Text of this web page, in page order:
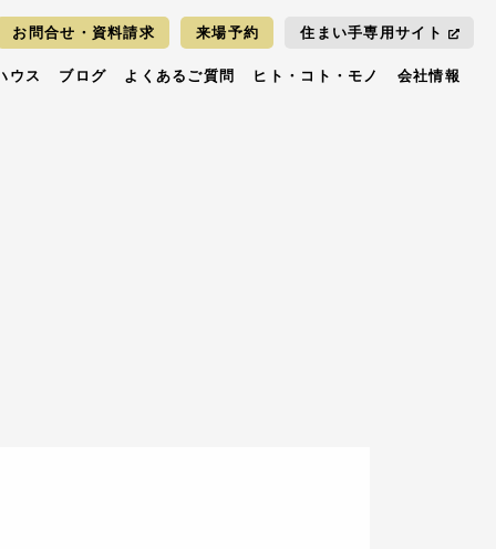
お問合せ・資料請求 来場予約 住まい手専用サイト
ウス ブログ よくあるご質問 ヒト・コト・モノ 会社情報